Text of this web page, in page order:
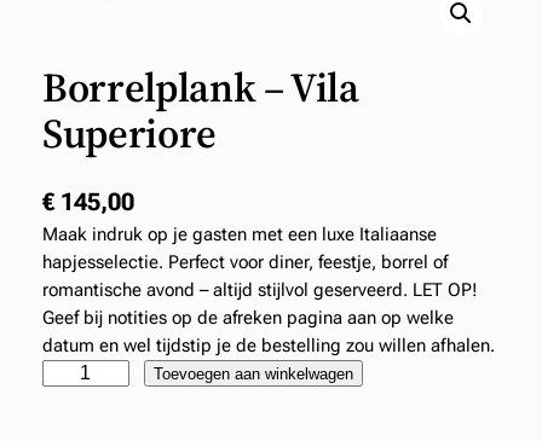
Borrelplank – Vila
Superiore
€145,00
Maak indruk op je gasten met een luxe Italiaanse
hapjesselectie. Perfect voor diner, feestje, borrel of
romantische avond – altijd stijlvol geserveerd. LET OP!
Geef bij notities op de afreken pagina aan op welke
datum en wel tijdstip je de bestelling zou willen afhalen.
Toevoegen aan winkelwagen